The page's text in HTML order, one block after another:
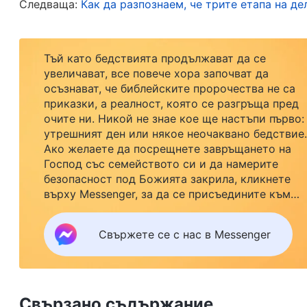
природа способства за извършването на
„Същината на Христос е подчинение на волята на
Бог, който стана плът, се нарича Христос, а
се нарича Бог. В това няма никакво
нрава на Бог и мъдростта на Неговото дело,
наричат себе си Христос, но не могат да
е просто проявлението на Бог на земята, но
изпълнявайки и завършвайки Своето дело
от никой друг човек — тя е онази плът,
земята, да изразява Божия нрав, правилно да
живот. Рано или късно всички онези, които
Следваща: Как да разпознаем, че трите етапа на
Тъй като бедствията продължават да се
увеличават, все повече хора започват да
осъзнават, че библейските пророчества не са
приказки, а реалност, която се разгръща пред
очите ни. Никой не знае кое ще настъпи първо:
утрешният ден или някое неочаквано бедствие.
Ако желаете да посрещнете завръщането на
Господ със семейството си и да намерите
безопасност под Божията закрила, кликнете
върху Messenger, за да се присъедините към
нашата група за изучаване. Не чакайте до утре.
Свържете се с нас в Messenger